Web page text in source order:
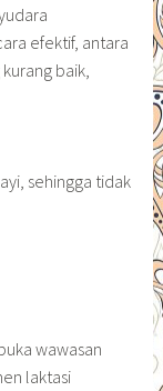
efektif, antara
baik,
sehingga tidak
wawasan
laktasi